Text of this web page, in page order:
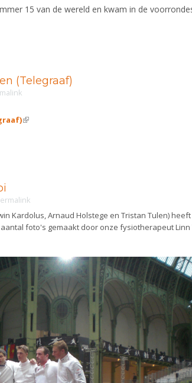
15 van de wereld en kwam in de
(Telegraaf)
(link is external)
Kardolus, Arnaud Holstege en Tristan Tulen)
foto's gemaakt door onze fysiotherapeut